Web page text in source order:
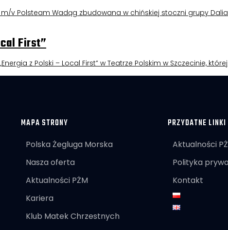
m/v Polsteam Wadąg zbudowana w chińskiej stoczni grupy
First”
z Polski – Local First” w Teatrze Polskim w Szczecinie,
MAPA STRONY
Polska Żegluga Morska
Nasza oferta
Aktualności PŻM
Kariera
Klub Matek Chrzestnych
PRZYDATNE LINKI
Aktualności
Polityka
Kontakt